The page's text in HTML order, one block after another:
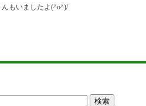
もいましたよ(^o^)/